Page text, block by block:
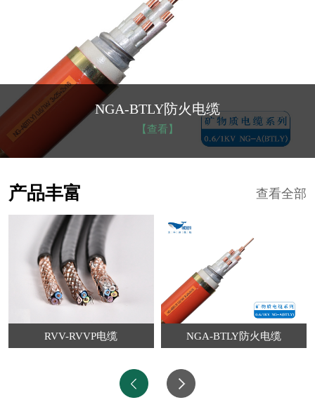
NGA-BTLY防火电缆
【查看】
查看全部
产品丰富
RVV-RVVP电缆 NGA-BTLY防火电缆